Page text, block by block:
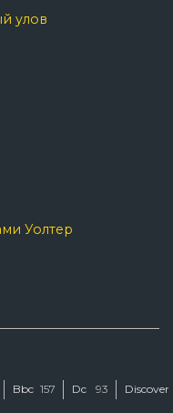
улов
Уолтер
Bbc 157 Dc 93